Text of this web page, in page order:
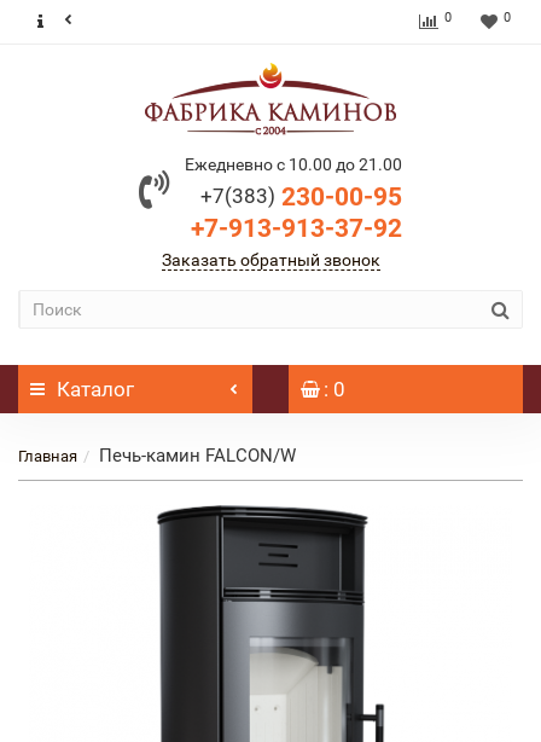
0 0
Ежедневно с 10.00 до 21.00
+7(383) 230-00-95
+7-913-913-37-92
Заказать обратный звонок
Каталог : 0
Главная Печь-камин FALCON/W